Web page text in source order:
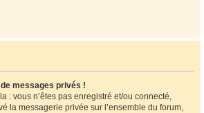
messages privés !
: vous n’êtes pas enregistré et/ou connecté,
la messagerie privée sur l’ensemble du forum,